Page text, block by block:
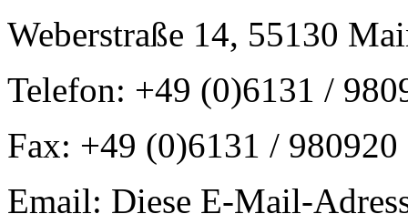
Weberstraße 14, 55130
Telefon: +49 (0)6131 /
Fax: +49 (0)6131 / 980920
Email: Diese E-Mail-